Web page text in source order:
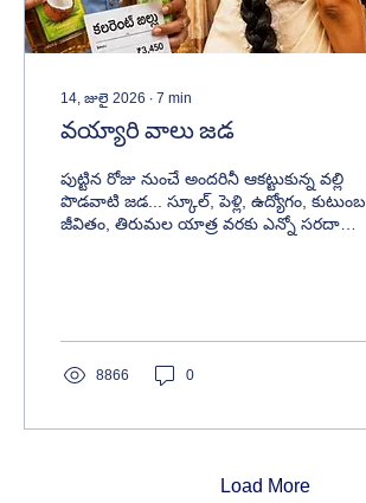
14, జులై 2026 ∙ 7 min
వయ్యారి వాలు జడ
పుట్టిన రోజు నుంచే అందరినీ ఆకట్టుకున్న వల్లి
పొడవాటి జడ... స్కూల్, పెళ్లి, ఉద్యోగం, కుటుంబ
జీవితం, తిరుమల యాత్ర వరకు ఎన్నో సరదా
8866 0
Load More